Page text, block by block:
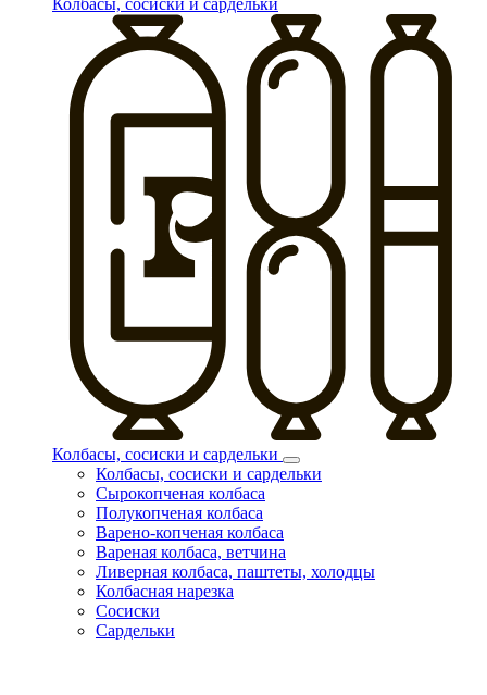
Колбасы, сосиски и сардельки
Колбасы, сосиски и сардельки
Колбасы, сосиски и сардельки
Сырокопченая колбаса
Полукопченая колбаса
Варено-копченая колбаса
Вареная колбаса, ветчина
Ливерная колбаса, паштеты, холодцы
Колбасная нарезка
Сосиски
Сардельки